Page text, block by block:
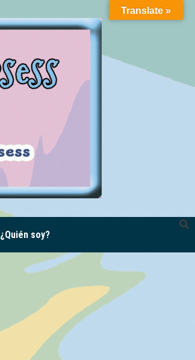
¿Quién soy?
Translate »